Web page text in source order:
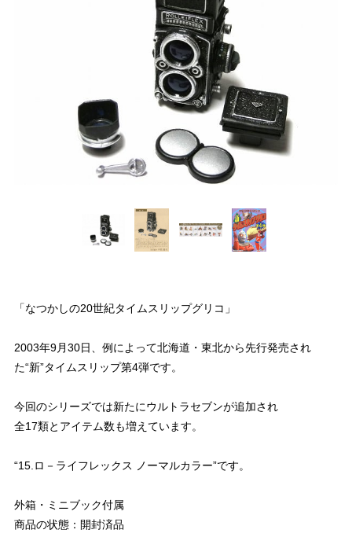
「なつかしの20世紀タイムスリップグリコ」
2003年9月30日、例によって北海道・東北から先行発売され
た“新”タイムスリップ第4弾です。
今回のシリーズでは新たにウルトラセブンが追加され
全17類とアイテム数も増えています。
“15.ロ－ライフレックス ノーマルカラー”です。
外箱・ミニブック付属
商品の状態：開封済品